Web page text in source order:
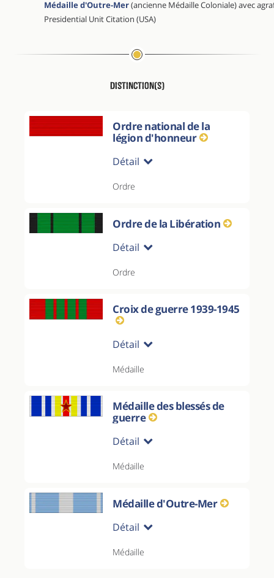
Médaille d'Outre-Mer(ancienne Médaille Coloniale) avec
Presidential Unit Citation (USA)
Distinction(s)
Ordre national de la
légion d'honneur
Détail
Ordre
Ordre de la Libération
Détail
Ordre
Croix de guerre 1939-1945
Détail
Médaille
Médaille des blessés de
guerre
Détail
Médaille
Médaille d'Outre-Mer
Détail
Médaille